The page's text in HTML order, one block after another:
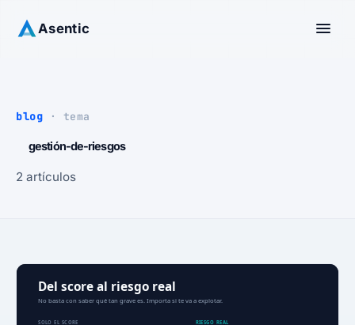
Asentic
blog · tema
gestión-de-riesgos
2 artículos